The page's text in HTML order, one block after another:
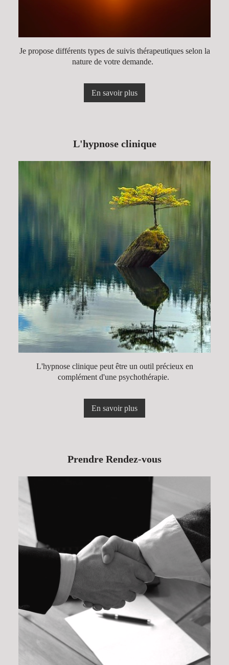
Je propose différents types de suivis thérapeutiques selon la
nature de votre demande.
En savoir plus
L'hypnose clinique
L'hypnose clinique peut être un outil précieux en
complément d'une psychothérapie.
En savoir plus
Prendre Rendez-vous